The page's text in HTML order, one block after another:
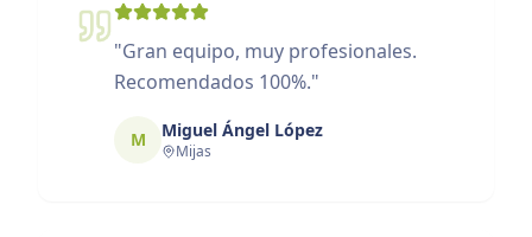
"Gran equipo, muy profesionales.
Recomendados 100%."
M Miguel Ángel López
Mijas